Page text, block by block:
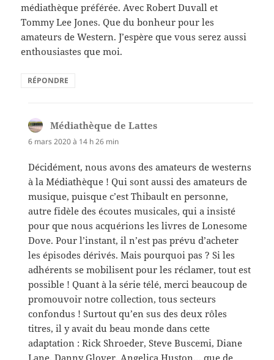
médiathèque préférée. Avec Robert Duvall et
Tommy Lee Jones. Que du bonheur pour les
amateurs de Western. J’espère que vous serez aussi
enthousiastes que moi.
RÉPONDRE
Médiathèque de Lattes
6 mars 2020 à 14 h 26 min
Décidément, nous avons des amateurs de westerns
à la Médiathèque ! Qui sont aussi des amateurs de
musique, puisque c’est Thibault en personne,
autre fidèle des écoutes musicales, qui a insisté
pour que nous acquérions les livres de Lonesome
Dove. Pour l’instant, il n’est pas prévu d’acheter
les épisodes dérivés. Mais pourquoi pas ? Si les
adhérents se mobilisent pour les réclamer, tout est
possible ! Quant à la série télé, merci beaucoup de
promouvoir notre collection, tous secteurs
confondus ! Surtout qu’en sus des deux rôles
titres, il y avait du beau monde dans cette
adaptation : Rick Shroeder, Steve Buscemi, Diane
Lane, Danny Glover, Angelica Huston… que de